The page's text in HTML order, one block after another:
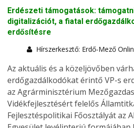
Erdészeti támogatások:
digitalizációt, a fiatal
erdősítésre
Hírszerkesztő: Erdő-Mező
Az aktuális és a közeljövőben
erdőgazdálkodókat érintő VP-s
az Agrárminisztérium
Vidékfejlesztésért felelős
Fejlesztéspolitikai Főosztályát az